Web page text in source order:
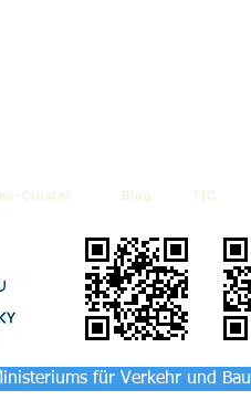
Cluster Blog TIC
für Verkehr und Bau